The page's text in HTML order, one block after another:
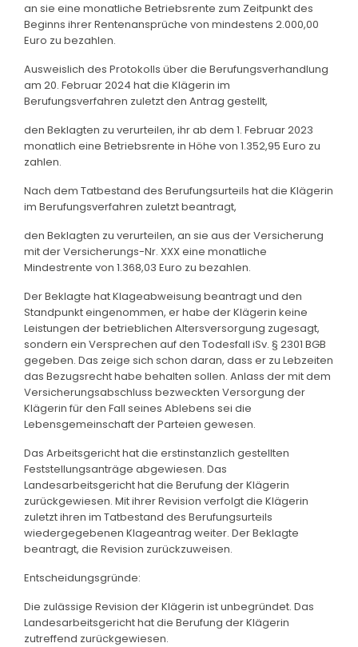
an sie eine monatliche Betriebsrente zum Zeitpunkt des
Beginns ihrer Rentenansprüche von mindestens 2.000,00
Euro zu bezahlen.
Ausweislich des Protokolls über die Berufungsverhandlung
am 20. Februar 2024 hat die Klägerin im
Berufungsverfahren zuletzt den Antrag gestellt,
den Beklagten zu verurteilen, ihr ab dem 1. Februar 2023
monatlich eine Betriebsrente in Höhe von 1.352,95 Euro zu
zahlen.
Nach dem Tatbestand des Berufungsurteils hat die Klägerin
im Berufungsverfahren zuletzt beantragt,
den Beklagten zu verurteilen, an sie aus der Versicherung
mit der Versicherungs-Nr. XXX eine monatliche
Mindestrente von 1.368,03 Euro zu bezahlen.
Der Beklagte hat Klageabweisung beantragt und den
Standpunkt eingenommen, er habe der Klägerin keine
Leistungen der betrieblichen Altersversorgung zugesagt,
sondern ein Versprechen auf den Todesfall iSv. § 2301 BGB
gegeben. Das zeige sich schon daran, dass er zu Lebzeiten
das Bezugsrecht habe behalten sollen. Anlass der mit dem
Versicherungsabschluss bezweckten Versorgung der
Klägerin für den Fall seines Ablebens sei die
Lebensgemeinschaft der Parteien gewesen.
Das Arbeitsgericht hat die erstinstanzlich gestellten
Feststellungsanträge abgewiesen. Das
Landesarbeitsgericht hat die Berufung der Klägerin
zurückgewiesen. Mit ihrer Revision verfolgt die Klägerin
zuletzt ihren im Tatbestand des Berufungsurteils
wiedergegebenen Klageantrag weiter. Der Beklagte
beantragt, die Revision zurückzuweisen.
Entscheidungsgründe:
Die zulässige Revision der Klägerin ist unbegründet. Das
Landesarbeitsgericht hat die Berufung der Klägerin
zutreffend zurückgewiesen.